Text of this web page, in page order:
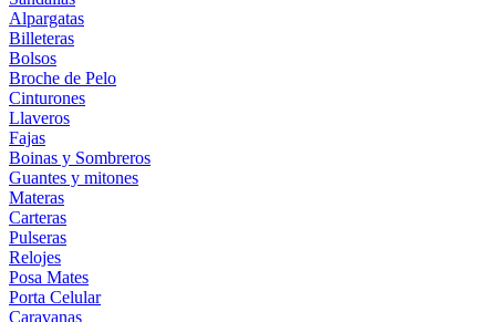
Alpargatas
Billeteras
Bolsos
Broche de Pelo
Cinturones
Llaveros
Fajas
Boinas y Sombreros
Guantes y mitones
Materas
Carteras
Pulseras
Relojes
Posa Mates
Porta Celular
Caravanas